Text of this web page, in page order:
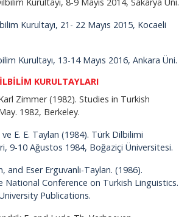
Kurultayı, 21- 22 Mayıs 2015, Kocaeli
Kurultayı, 13-14 Mayıs 2016, Ankara Üni.
KURULTAYLARI
Zimmer (1982). Studies in Turkish
1982, Berkeley.
E. E. Taylan (1984). Türk Dilbilimi
9-10 Ağustos 1984, Boğaziçi Üniversitesi.
and Eser Erguvanlı-Taylan. (1986).
National Conference on Turkish Linguistics.
Publications.